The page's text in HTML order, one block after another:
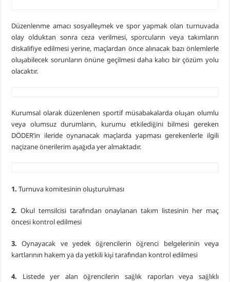
Düzenlenme amacı sosyalleşmek ve spor yapmak olan turnuvada
olay olduktan sonra ceza verilmesi, sporcuların veya takımların
diskalifiye edilmesi yerine, maçlardan önce alınacak bazı önlemlerle
oluşabilecek sorunların önüne geçilmesi daha kalıcı bir çözüm yolu
olacaktır.
Kurumsal olarak düzenlenen sportif müsabakalarda oluşan olumlu
veya olumsuz durumların, kurumu etkilediğini bilmesi gereken
DÖDER’in ileride oynanacak maçlarda yapması gerekenlerle ilgili
naçizane önerilerim aşağıda yer almaktadır.
1. Turnuva komitesinin oluşturulması
2. Okul temsilcisi tarafından onaylanan takım listesinin her maç
öncesi kontrol edilmesi
3. Oynayacak ve yedek öğrencilerin öğrenci belgelerinin veya
kartlarının hakem ya da yetkili kişi tarafından kontrol edilmesi
4. Listede yer alan öğrencilerin sağlık raporları veya sağlıklı